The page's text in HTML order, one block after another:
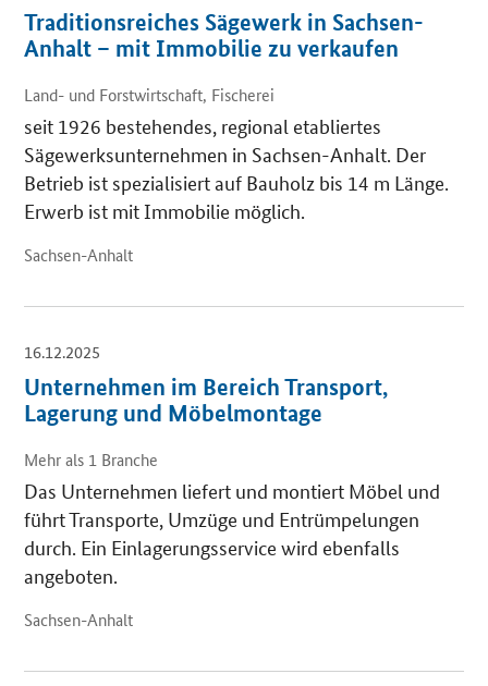
Traditionsreiches Sägewerk in Sachsen-
Anhalt – mit Immobilie zu verkaufen
Land- und Forstwirtschaft, Fischerei
seit 1926 bestehendes, regional etabliertes
Sägewerksunternehmen in Sachsen-Anhalt. Der
Betrieb ist spezialisiert auf Bauholz bis 14 m Länge.
Erwerb ist mit Immobilie möglich.
Sachsen-Anhalt
16.12.2025
Unternehmen im Bereich Transport,
Lagerung und Möbelmontage
Mehr als 1 Branche
Das Unternehmen liefert und montiert Möbel und
führt Transporte, Umzüge und Entrümpelungen
durch. Ein Einlagerungsservice wird ebenfalls
angeboten.
Sachsen-Anhalt